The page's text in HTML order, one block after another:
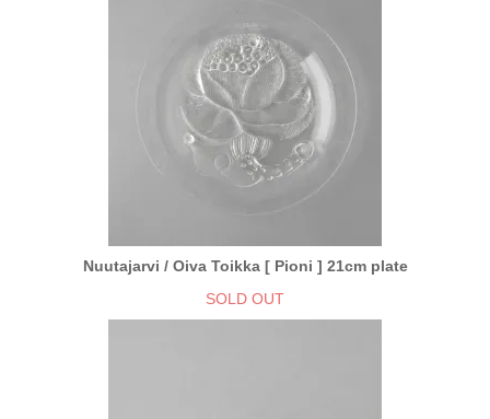
Nuutajarvi / Oiva Toikka [ Pioni ] 21cm plate
SOLD OUT